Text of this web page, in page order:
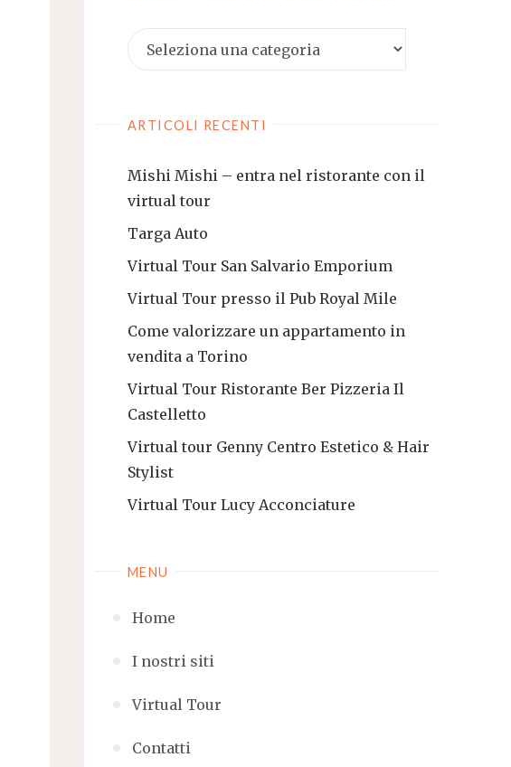
Cerca
tour
ARTICOLI RECENTI
Mishi Mishi – entra nel ristorante con il
virtual tour
Targa Auto
Virtual Tour San Salvario Emporium
Virtual Tour presso il Pub Royal Mile
Come valorizzare un appartamento in
vendita a Torino
Virtual Tour Ristorante Ber Pizzeria Il
Castelletto
Virtual tour Genny Centro Estetico & Hair
Stylist
Virtual Tour Lucy Acconciature
MENU
Home
I nostri siti
Virtual Tour
Contatti